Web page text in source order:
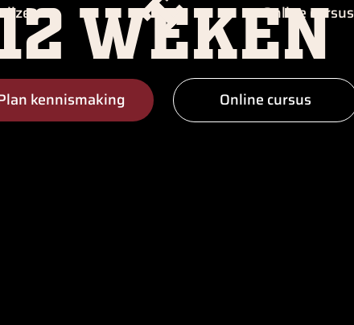
Online cursus
weken
kennismaking
kennismaking
Online cursus
Online cursus